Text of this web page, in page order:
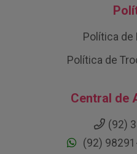
Política de
Política de
Central de
(92)
(92)